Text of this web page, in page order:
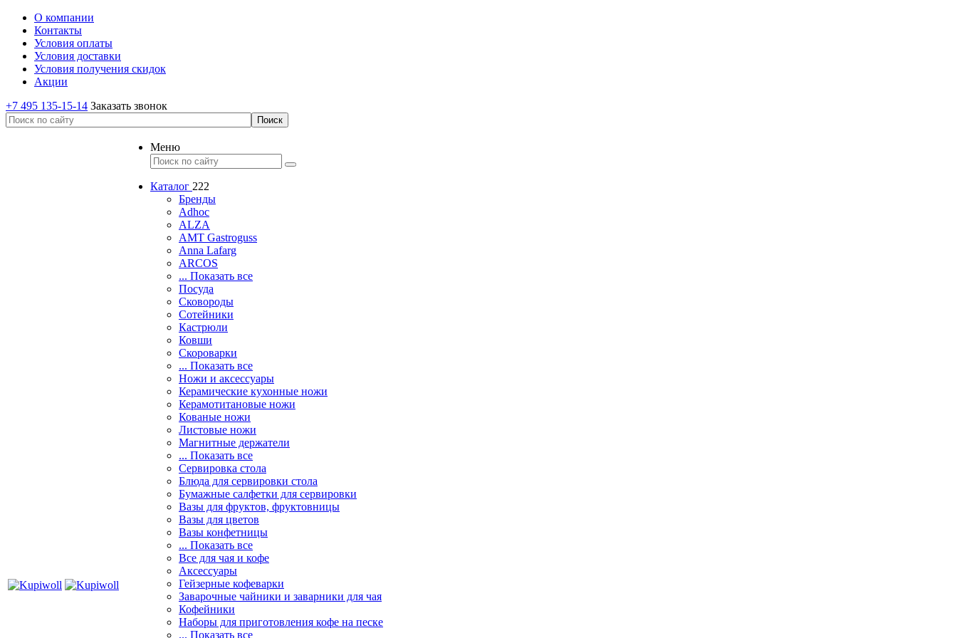
О компании
Контакты
Условия оплаты
Условия доставки
Условия получения скидок
Акции
+7 495 135-15-14 Заказать звонок
Меню
Каталог 222
Бренды
Adhoc
ALZA
AMT Gastroguss
Anna Lafarg
ARCOS
... Показать все
Посуда
Сковороды
Сотейники
Кастрюли
Ковши
Скороварки
... Показать все
Ножи и аксессуары
Керамические кухонные ножи
Керамотитановые ножи
Кованые ножи
Листовые ножи
Магнитные держатели
... Показать все
Сервировка стола
Блюда для сервировки стола
Бумажные салфетки для сервировки
Вазы для фруктов, фруктовницы
Вазы для цветов
Вазы конфетницы
... Показать все
Все для чая и кофе
Аксессуары
Гейзерные кофеварки
Заварочные чайники и заварники для чая
Кофейники
Наборы для приготовления кофе на песке
... Показать все